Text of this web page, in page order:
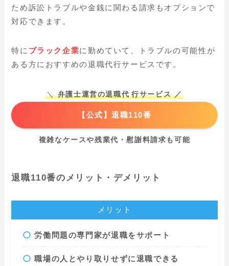
ため訴訟トラブルや金銭に関わる請求もオプションで
対応できます。
特に ブラック企業に勤めていて、トラブルの可能性が
ある方におすすめの退職代行サービスです。
＼弁護士運営の退職代 行サービス ／
【公式】退職110番
複雑なケースや残業代・慰謝料請求も可能
退職110番のメリット・デメリット
メリット
労働問題の専門家が退職をサポート
職場の人とやり取りせずに退職できる